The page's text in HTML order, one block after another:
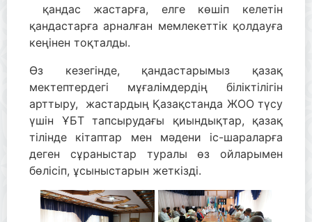
қандас жастарға, елге көшіп келетін
қандастарға арналған мемлекеттік қолдауға
кеңінен тоқталды.
Өз кезегінде, қандастарымыз қазақ
мектептердегі мұғалімдердің біліктілігін
арттыру, жастардың Қазақстанда ЖОО түсу
үшін ҰБТ тапсырудағы қиындықтар, қазақ
тілінде кітаптар мен мәдени іс-шараларға
деген сұраныстар туралы өз ойларымен
бөлісіп, ұсыныстарын жеткізді.